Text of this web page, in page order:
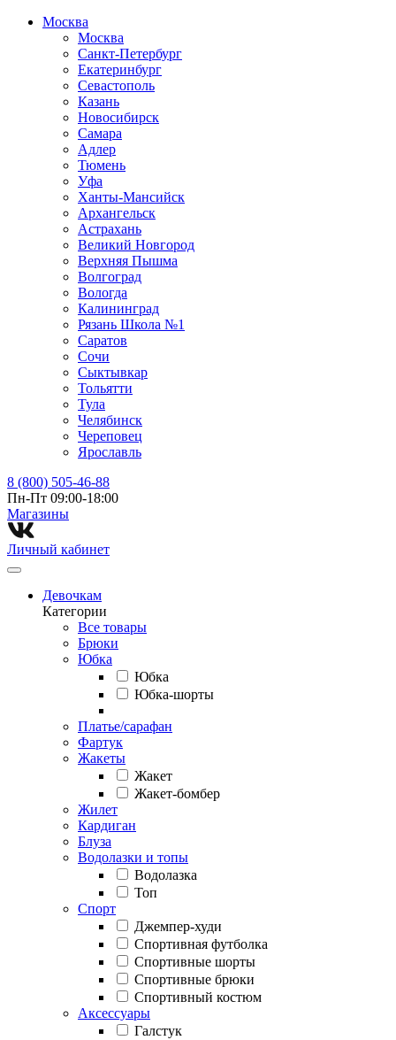
Москва
Москва
Санкт-Петербург
Екатеринбург
Севастополь
Казань
Новосибирск
Самара
Адлер
Тюмень
Уфа
Ханты-Мансийск
Архангельск
Астрахань
Великий Новгород
Верхняя Пышма
Волгоград
Вологда
Калининград
Рязань Школа №1
Саратов
Сочи
Сыктывкар
Тольятти
Тула
Челябинск
Череповец
Ярославль
8 (800) 505-46-88
Пн-Пт 09:00-18:00
Магазины⁠
Личный кабинет
Девочкам
Категории
Все товары
Брюки
Юбка
Юбка
Юбка-шорты
Платье/сарафан
Фартук
Жакеты
Жакет
Жакет-бомбер
Жилет
Кардиган
Блуза
Водолазки и топы
Водолазка
Топ
Спорт
Джемпер-худи
Спортивная футболка
Спортивные шорты
Спортивные брюки
Спортивный костюм
Аксессуары
Галстук